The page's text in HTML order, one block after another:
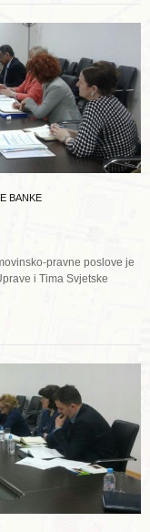
BANKE
pravne poslove je
i Tima Svjetske